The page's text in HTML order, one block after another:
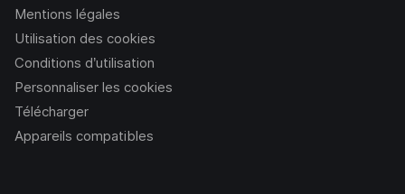
Mentions légales
Utilisation des cookies
Conditions d’utilisation
Personnaliser les cookies
Télécharger
Appareils compatibles